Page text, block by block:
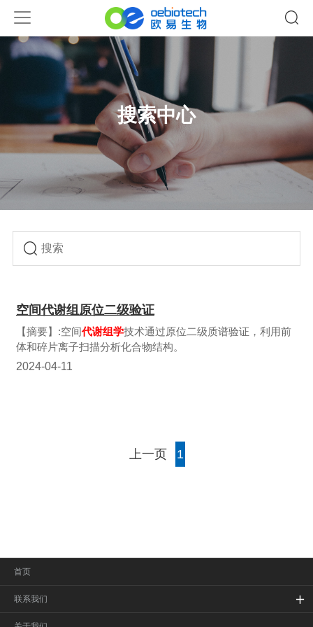
搜索中心
空间代谢组原位二级验证
【摘要】:空间代谢组学技术通过原位二级质谱验证，利用前
体和碎片离子扫描分析化合物结构。
2024-04-11
上一页 1
首页
联系我们